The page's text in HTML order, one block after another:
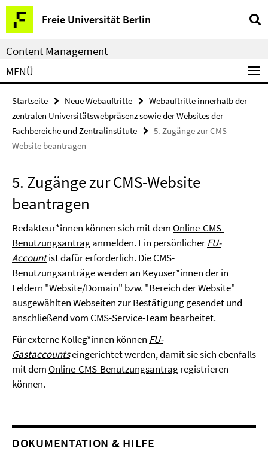
Freie Universität Berlin
Service-
Navigation
Content Management
MENÜ
Startseite Neue Webauftritte
Webauftritte innerhalb der
zentralen Universitätswebpräsenz sowie der Websites der
Fachbereiche und Zentralinstitute
5. Zugänge zur CMS-
Website beantragen
5. Zugänge zur CMS-Website
beantragen
Redakteur*innen können sich mit dem Online-CMS-
Benutzungsantraganmelden. Ein persönlicherFU-
Accountist dafür erforderlich. Die CMS-
Benutzungsanträge werden an Keyuser*innen der in
Feldern "Website/Domain" bzw. "Bereich der Website"
ausgewählten Webseiten zur Bestätigung gesendet und
anschließend vom CMS-Service-Team bearbeitet.
Für externe Kolleg*innen können FU-
Gastaccountseingerichtet werden, damit sie sich ebenfalls
mit dem Online-CMS-Benutzungsantragregistrieren
können.
DOKUMENTATION & HILFE